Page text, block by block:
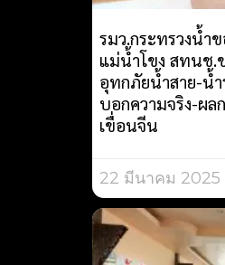
รมว.กระทรวงน้ำ
แม่น้ำโขง สทนช.
อุทกภัยน้ำสาย-น้
บอกความจริง-ผ
เขื่อนจีน
22 มีนาคม 2025